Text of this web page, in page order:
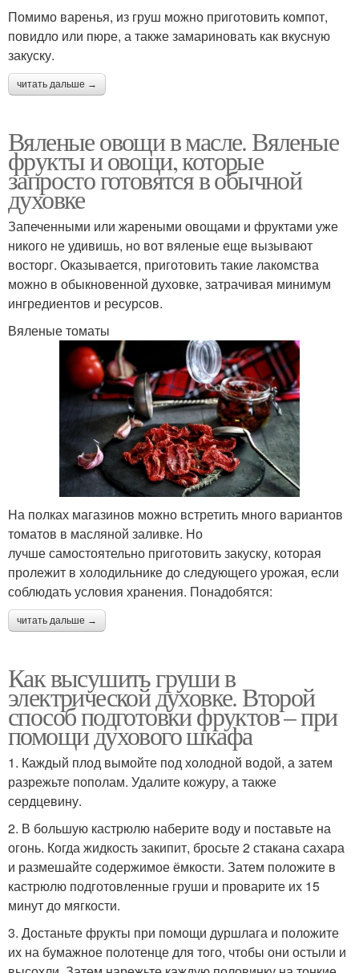
Помимо варенья, из груш можно приготовить компот,
повидло или пюре, а также замариновать как вкусную
закуску.
читать дальше →
Вяленые овощи в масле. Вяленые
фрукты и овощи, которые
запросто готовятся в обычной
духовке
Запеченными или жареными овощами и фруктами уже
никого не удивишь, но вот вяленые еще вызывают
восторг. Оказывается, приготовить такие лакомства
можно в обыкновенной духовке, затрачивая минимум
ингредиентов и ресурсов.
Вяленые томаты
На полках магазинов можно встретить много вариантов
томатов в масляной заливке. Но
лучше самостоятельно приготовить закуску, которая
пролежит в холодильнике до следующего урожая, если
соблюдать условия хранения. Понадобятся:
читать дальше →
Как высушить груши в
электрической духовке. Второй
способ подготовки фруктов – при
помощи духового шкафа
1. Каждый плод вымойте под холодной водой, а затем
разрежьте пополам. Удалите кожуру, а также
сердцевину.
2. В большую кастрюлю наберите воду и поставьте на
огонь. Когда жидкость закипит, бросьте 2 стакана сахара
и размешайте содержимое ёмкости. Затем положите в
кастрюлю подготовленные груши и проварите их 15
минут до мягкости.
3. Достаньте фрукты при помощи дуршлага и положите
их на бумажное полотенце для того, чтобы они остыли и